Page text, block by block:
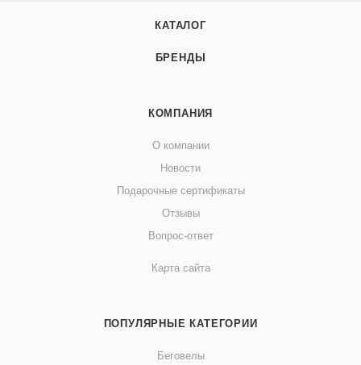
КАТАЛОГ
БРЕНДЫ
КОМПАНИЯ
О компании
Новости
Подарочные сертификаты
Отзывы
Вопрос-ответ
Карта сайта
ПОПУЛЯРНЫЕ КАТЕГОРИИ
Беговелы